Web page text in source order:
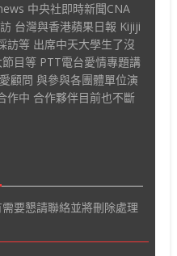
中央社即時新聞CNA
台灣與香港蘋果日報 Kijiji
訪等 出席中天大學生了沒
目等 PTT電台愛情專題講
顧問 與參與各團體單位演
作中 合作夥伴目前也不斷
要懇請聯絡並將刪除處理